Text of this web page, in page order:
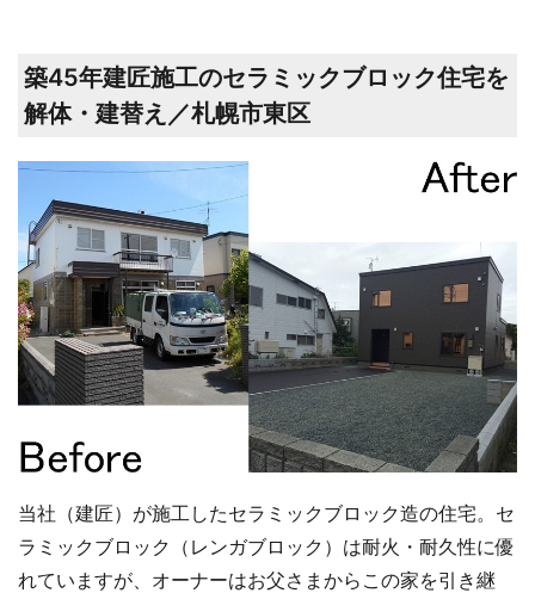
築45年建匠施工のセラミックブロック住宅を
解体・建替え／札幌市東区
当社（建匠）が施工したセラミックブロック造の住宅。セ
ラミックブロック（レンガブロック）は耐火・耐久性に優
れていますが、オーナーはお父さまからこの家を引き継